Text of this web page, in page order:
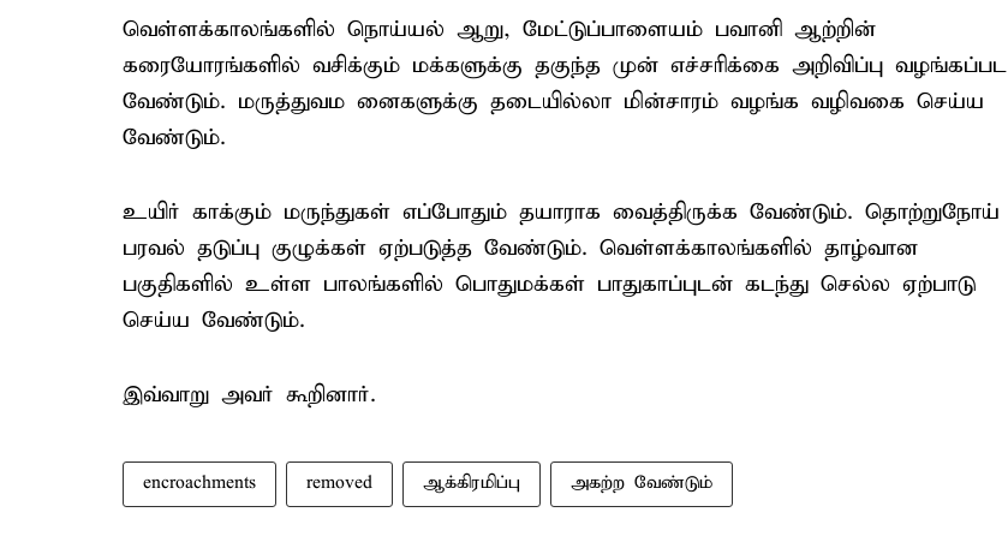
வெள்ளக்காலங்களில் நொய்யல் ஆறு, மேட்டுப்பாளையம் பவானி ஆற்றின்
கரையோரங்களில் வசிக்கும் மக்களுக்கு தகுந்த முன் எச்சரிக்கை அறிவிப்பு வழங்கப்பட
வேண்டும். மருத்துவம னைகளுக்கு தடையில்லா மின்சாரம் வழங்க வழிவகை செய்ய
வேண்டும்.
உயிர் காக்கும் மருந்துகள் எப்போதும் தயாராக வைத்திருக்க வேண்டும். தொற்றுநோய்
பரவல் தடுப்பு குழுக்கள் ஏற்படுத்த வேண்டும். வெள்ளக்காலங்களில் தாழ்வான
பகுதிகளில் உள்ள பாலங்களில் பொதுமக்கள் பாதுகாப்புடன் கடந்து செல்ல ஏற்பாடு
செய்ய வேண்டும்.
இவ்வாறு அவர் கூறினார்.
encroachments removed ஆக்கிரமிப்பு அகற்ற வேண்டும்